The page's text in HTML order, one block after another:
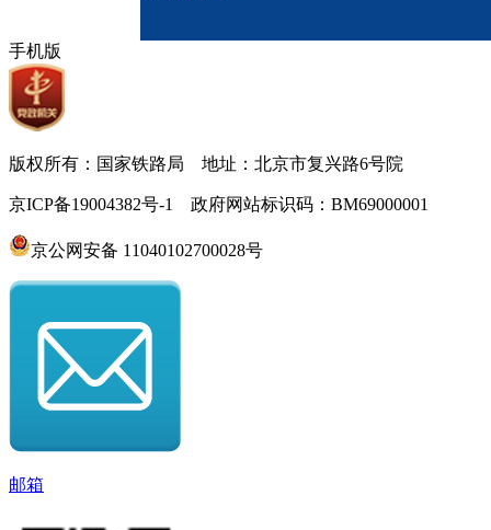
手机版
版权所有：国家铁路局 地址：北京市复兴路6号院
京ICP备19004382号-1 政府网站标识码：BM69000001
京公网安备 11040102700028号
邮箱